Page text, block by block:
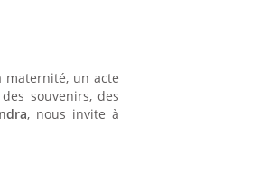
maternité, un acte
souvenirs, des
, nous invite à